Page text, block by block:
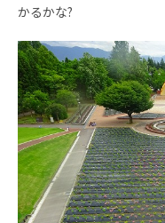
かるかな?